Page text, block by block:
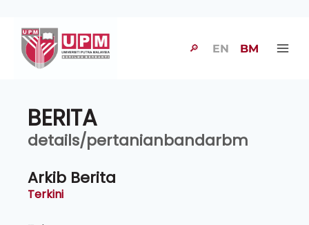
🔎 EN BM
BERITA
details/pertanianbandarbm
Arkib Berita
Terkini